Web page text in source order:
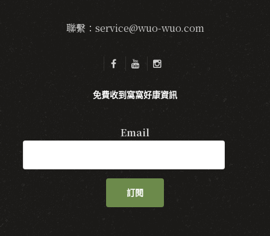
聯繫：service@wuo-wuo.com
免費收到窩窩好康資訊
Email
訂閱